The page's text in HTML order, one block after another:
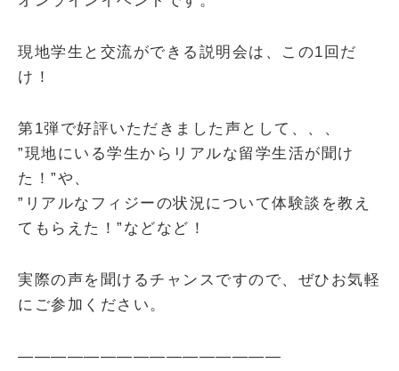
現地学生と交流ができる説明会は、この1回だ
け！
第1弾で好評いただきました声として、、、
”現地にいる学生からリアルな留学生活が聞け
た！”や、
”リアルなフィジーの状況について体験談を教え
てもらえた！”などなど！
実際の声を聞けるチャンスですので、ぜひお気軽
にご参加ください。
————————————————